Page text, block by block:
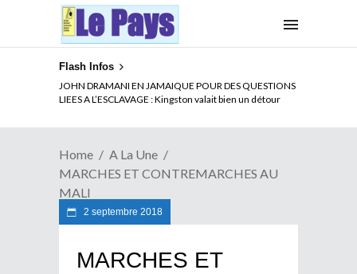
Flash Infos
JOHN DRAMANI EN JAMAIQUE POUR DES QUESTIONS
LIEES A L’ESCLAVAGE : Kingston valait bien un détour
ELECTION DE TALON A LA TETE DU SENAT BENINOIS :
Quand Patrice quitte le pouvoir sans partir !
Home
A La Une
MARCHES ET CONTREMARCHES AU
MALI
2 septembre 2018
MARCHES ET